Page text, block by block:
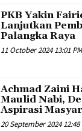
PKB Yakin
Lanjutkan
Palangka Raya
11 October 2024 13:01 PM
Achmad Zaini
Maulid Nabi,
Aspirasi
20 September 2024 12:48